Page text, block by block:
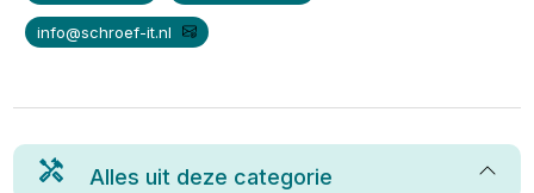
info@schroef-it.nl
Alles uit deze categorie